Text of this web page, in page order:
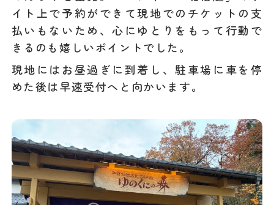
イト上で予約ができて現地でのチケットの支
払いもないため、心にゆとりをもって行動で
きるのも嬉しいポイントでした。
現地にはお昼過ぎに到着し、駐車場に車を停
めた後は早速受付へと向かいます。